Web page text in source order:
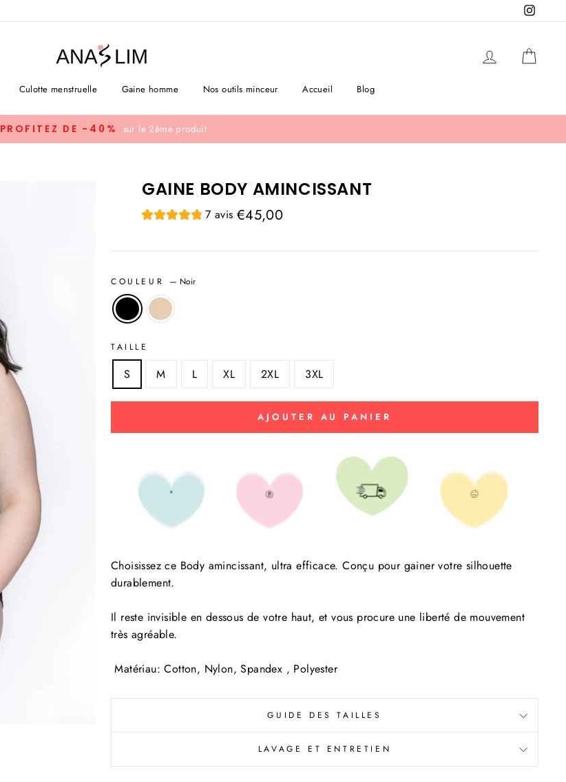
Se connecter
Culotte menstruelle Gaine homme Nos outils minceur Accueil Blog
PROFITEZ DE -40% sur le 2ème produit
GAINE BODY AMINCISSANT
7 avis Prix
€45,00
COULEUR — Noir
TAILLE
S M L XL 2XL 3XL
AJOUTER AU PANIER
Choisissez ce Body amincissant, ultra efficace. Conçu pour gainer votre silhouette
durablement.
Il reste invisible en dessous de votre haut, et vous procure une liberté de mouvement
très agréable.
Matériau: Cotton, Nylon, Spandex , Polyester
GUIDE DES TAILLES
LAVAGE ET ENTRETIEN